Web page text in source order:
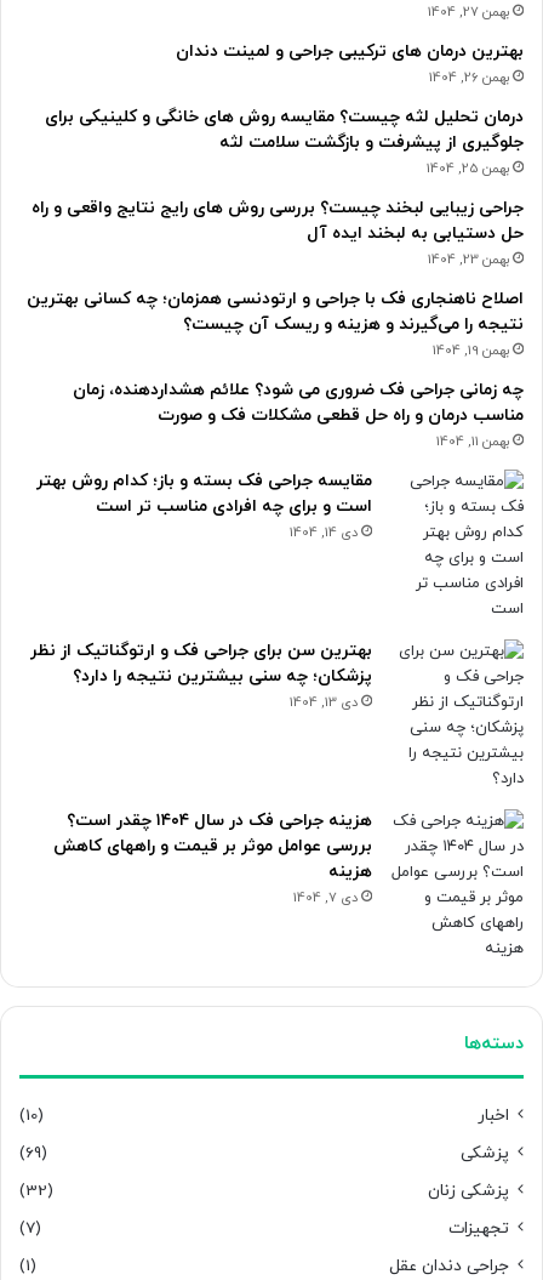
بهمن 27, 1404
بهترین درمان های ترکیبی جراحی و لمینت دندان
بهمن 26, 1404
درمان تحلیل لثه چیست؟ مقایسه روش های خانگی و کلینیکی برای
جلوگیری از پیشرفت و بازگشت سلامت لثه
بهمن 25, 1404
جراحی زیبایی لبخند چیست؟ بررسی روش های رایج نتایج واقعی و راه
حل دستیابی به لبخند ایده آل
بهمن 23, 1404
اصلاح ناهنجاری فک با جراحی و ارتودنسی همزمان؛ چه کسانی بهترین
نتیجه را می‌گیرند و هزینه و ریسک آن چیست؟
بهمن 19, 1404
چه زمانی جراحی فک ضروری می شود؟ علائم هشداردهنده، زمان
مناسب درمان و راه حل قطعی مشکلات فک و صورت
بهمن 11, 1404
مقایسه جراحی فک بسته و باز؛ کدام روش بهتر
است و برای چه افرادی مناسب تر است
دی 14, 1404
بهترین سن برای جراحی فک و ارتوگناتیک از نظر
پزشکان؛ چه سنی بیشترین نتیجه را دارد؟
دی 13, 1404
هزینه جراحی فک در سال ۱۴۰۴ چقدر است؟
بررسی عوامل موثر بر قیمت و راههای کاهش
هزینه
دی 7, 1404
دسته‌ها
اخبار
(10)
پزشکی
(69)
پزشکی زنان
(32)
تجهیزات
(7)
جراحی دندان عقل
(1)